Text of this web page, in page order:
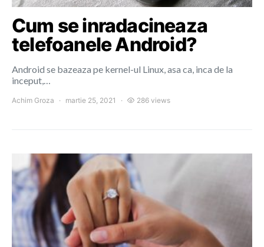
Cum se inradacineaza
telefoanele Android?
Android se bazeaza pe kernel-ul Linux, asa ca, inca de la
inceput,…
Achim Groza martie 25, 2021 286 views